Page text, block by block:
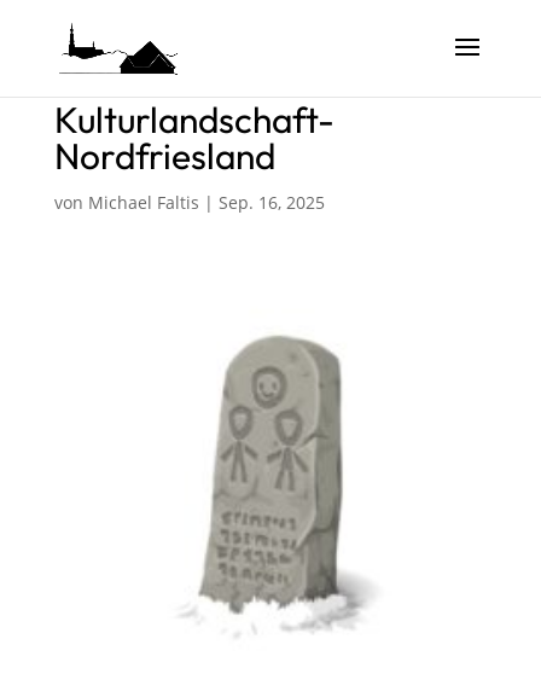
Kulturlandschaft-
Nordfriesland
von Michael Faltis | Sep. 16, 2025